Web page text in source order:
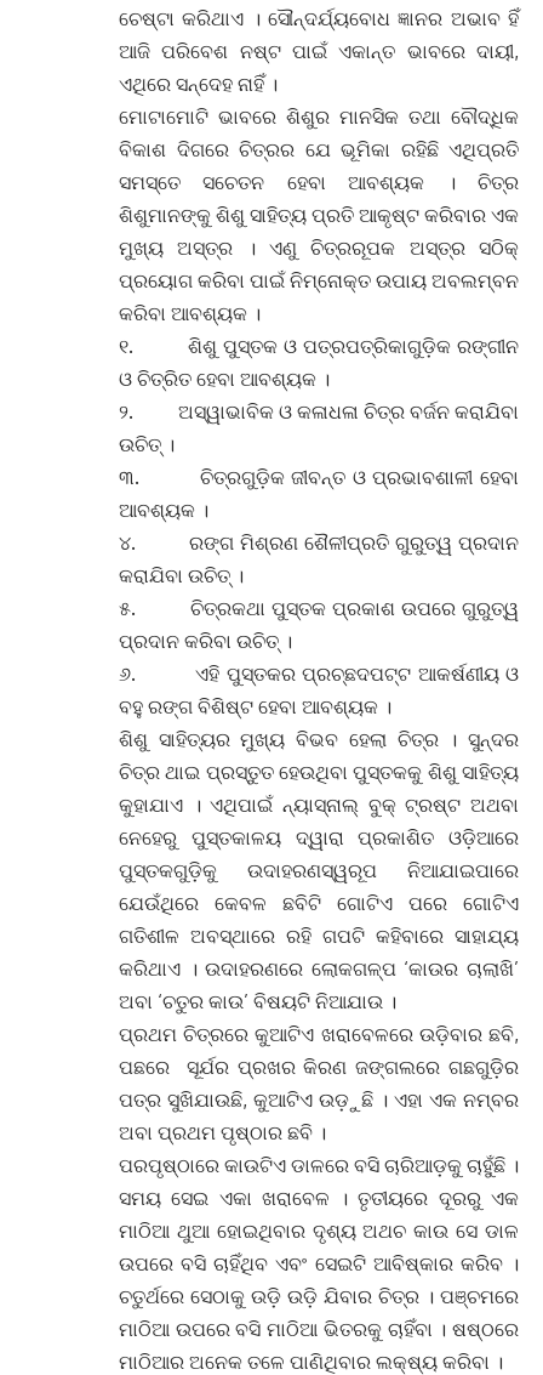
ଚେଷ୍ଟା କରିଥାଏ । ସୌନ୍ଦର୍ଯ୍ୟବୋଧ ଜ୍ଞାନର ଅଭାବ ହିଁ
ଆଜି ପରିବେଶ ନଷ୍ଟ ପାଇଁ ଏକାନ୍ତ ଭାବରେ ଦାୟୀ,
ଏଥିରେ ସନ୍ଦେହ ନାହିଁ ।
ମୋଟାମୋଟି ଭାବରେ ଶିଶୁର ମାନସିକ ତଥା ବୌଦ୍ଧିକ
ବିକାଶ ଦିଗରେ ଚିତ୍ରର ଯେ ଭୂମିକା ରହିଛି ଏଥିପ୍ରତି
ସମସ୍ତେ ସଚେତନ ହେବା ଆବଶ୍ୟକ । ଚିତ୍ର
ଶିଶୁମାନଙ୍କୁ ଶିଶୁ ସାହିତ୍ୟ ପ୍ରତି ଆକୃଷ୍ଟ କରିବାର ଏକ
ମୁଖ୍ୟ ଅସ୍ତ୍ର । ଏଣୁ ଚିତ୍ରରୂପକ ଅସ୍ତ୍ର ସଠିକ୍
ପ୍ରୟୋଗ କରିବା ପାଇଁ ନିମ୍ନୋକ୍ତ ଉପାୟ ଅବଲମ୍ବନ
କରିବା ଆବଶ୍ୟକ ।
୧. ଶିଶୁ ପୁସ୍ତକ ଓ ପତ୍ରପତ୍ରିକାଗୁଡ଼ିକ ରଙ୍ଗୀନ
ଓ ଚିତ୍ରିତ ହେବା ଆବଶ୍ୟକ ।
୨. ଅସ୍ୱାଭାବିକ ଓ କଳାଧଳା ଚିତ୍ର ବର୍ଜନ କରାଯିବା
ଉଚିତ୍ ।
୩. ଚିତ୍ରଗୁଡ଼ିକ ଜୀବନ୍ତ ଓ ପ୍ରଭାବଶାଳୀ ହେବା
ଆବଶ୍ୟକ ।
୪. ରଙ୍ଗ ମିଶ୍ରଣ ଶୈଳୀପ୍ରତି ଗୁରୁତ୍ୱ ପ୍ରଦାନ
କରାଯିବା ଉଚିତ୍ ।
୫. ଚିତ୍ରକଥା ପୁସ୍ତକ ପ୍ରକାଶ ଉପରେ ଗୁରୁତ୍ୱ
ପ୍ରଦାନ କରିବା ଉଚିତ୍ ।
୬. ଏହି ପୁସ୍ତକର ପ୍ରଚ୍ଛଦପଟ୍ଟ ଆକର୍ଷଣୀୟ ଓ
ବହୁ ରଙ୍ଗ ବିଶିଷ୍ଟ ହେବା ଆବଶ୍ୟକ ।
ଶିଶୁ ସାହିତ୍ୟର ମୁଖ୍ୟ ବିଭବ ହେଲା ଚିତ୍ର । ସୁନ୍ଦର
ଚିତ୍ର ଥାଇ ପ୍ରସ୍ତୁତ ହେଉଥିବା ପୁସ୍ତକକୁ ଶିଶୁ ସାହିତ୍ୟ
କୁହାଯାଏ । ଏଥିପାଇଁ ନ୍ୟାସ୍ନାଲ୍ ବୁକ୍ ଟ୍ରଷ୍ଟ ଅଥବା
ନେହେରୁ ପୁସ୍ତକାଳୟ ଦ୍ୱାରା ପ୍ରକାଶିତ ଓଡ଼ିଆରେ
ପୁସ୍ତକଗୁଡ଼ିକୁ ଉଦାହରଣସ୍ୱରୂପ ନିଆଯାଇପାରେ
ଯେଉଁଥିରେ କେବଳ ଛବିଟି ଗୋଟିଏ ପରେ ଗୋଟିଏ
ଗତିଶୀଳ ଅବସ୍ଥାରେ ରହି ଗପଟି କହିବାରେ ସାହାଯ୍ୟ
କରିଥାଏ । ଉଦାହରଣରେ ଲୋକଗଳ୍ପ ‘କାଉର ଚାଲାଖି’
ଅବା ‘ଚତୁର କାଉ’ ବିଷୟଟି ନିଆଯାଉ ।
ପ୍ରଥମ ଚିତ୍ରରେ କୁଆଟିଏ ଖରାବେଳରେ ଉଡ଼ିବାର ଛବି,
ପଛରେ ସୂର୍ଯର ପ୍ରଖର କିରଣ ଜଙ୍ଗଲରେ ଗଛଗୁଡ଼ିର
ପତ୍ର ସୁଖିଯାଉଛି, କୁଆଟିଏ ଉଡ଼ୁଛି । ଏହା ଏକ ନମ୍ବର
ଅବା ପ୍ରଥମ ପୃଷ୍ଠାର ଛବି ।
ପରପୃଷ୍ଠାରେ କାଉଟିଏ ଡାଳରେ ବସି ଚାରିଆଡ଼କୁ ଚାହୁଁଛି ।
ସମୟ ସେଇ ଏକା ଖରାବେଳ । ତୃତୀୟରେ ଦୂରରୁ ଏକ
ମାଠିଆ ଥୁଆ ହୋଇଥିବାର ଦୃଶ୍ୟ ଅଥଚ କାଉ ସେ ଡାଳ
ଉପରେ ବସି ଚାହିଁଥିବ ଏବଂ ସେଇଟି ଆବିଷ୍କାର କରିବ ।
ଚତୁର୍ଥରେ ସେଠାକୁ ଉଡ଼ି ଉଡ଼ି ଯିବାର ଚିତ୍ର । ପଞ୍ଚମରେ
ମାଠିଆ ଉପରେ ବସି ମାଠିଆ ଭିତରକୁ ଚାହିଁବା । ଷଷ୍ଠରେ
ମାଠିଆର ଅନେକ ତଳେ ପାଣିଥିବାର ଲକ୍ଷ୍ୟ କରିବା ।